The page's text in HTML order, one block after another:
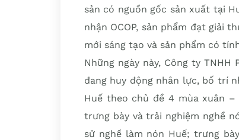
sản có nguồn gốc sản xuất tại
nhận OCOP, sản phẩm đạt giải
mới sáng tạo và sản phẩm có
Những ngày này, Công ty TNHH
đang huy động nhân lực, bố trí
Huế theo chủ đề 4 mùa xuân
trưng bày và trải nghiệm nghề
sử nghề làm nón Huế; trưng